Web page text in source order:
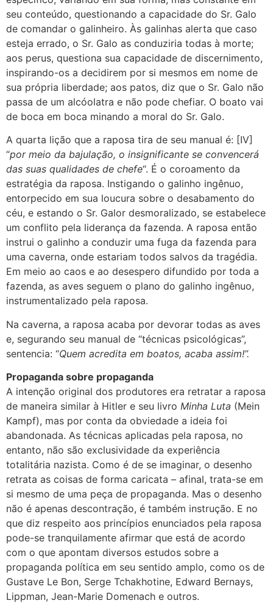
seu conteúdo, questionando a capacidade do Sr. Galo
de comandar o galinheiro. Às galinhas alerta que caso
esteja errado, o Sr. Galo as conduziria todas à morte;
aos perus, questiona sua capacidade de discernimento,
inspirando-os a decidirem por si mesmos em nome de
sua própria liberdade; aos patos, diz que o Sr. Galo não
passa de um alcóolatra e não pode chefiar. O boato vai
de boca em boca minando a moral do Sr. Galo.
A quarta lição que a raposa tira de seu manual é: [IV]
“por meio da bajulação, o insignificante se convencerá
das suas qualidades de chefe“. É o coroamento da
estratégia da raposa. Instigando o galinho ingênuo,
entorpecido em sua loucura sobre o desabamento do
céu, e estando o Sr. Galor desmoralizado, se estabelece
um conflito pela liderança da fazenda. A raposa então
instrui o galinho a conduzir uma fuga da fazenda para
uma caverna, onde estariam todos salvos da tragédia.
Em meio ao caos e ao desespero difundido por toda a
fazenda, as aves seguem o plano do galinho ingênuo,
instrumentalizado pela raposa.
Na caverna, a raposa acaba por devorar todas as aves
e, segurando seu manual de “técnicas psicológicas”,
sentencia: “Quem acredita em boatos, acaba assim!”.
Propaganda sobre propaganda
A intenção original dos produtores era retratar a raposa
de maneira similar à Hitler e seu livro Minha Luta (Mein
Kampf), mas por conta da obviedade a ideia foi
abandonada. As técnicas aplicadas pela raposa, no
entanto, não são exclusividade da experiência
totalitária nazista. Como é de se imaginar, o desenho
retrata as coisas de forma caricata – afinal, trata-se em
si mesmo de uma peça de propaganda. Mas o desenho
não é apenas descontração, é também instrução. E no
que diz respeito aos princípios enunciados pela raposa
pode-se tranquilamente afirmar que está de acordo
com o que apontam diversos estudos sobre a
propaganda política em seu sentido amplo, como os de
Gustave Le Bon, Serge Tchakhotine, Edward Bernays,
Lippman, Jean-Marie Domenach e outros.